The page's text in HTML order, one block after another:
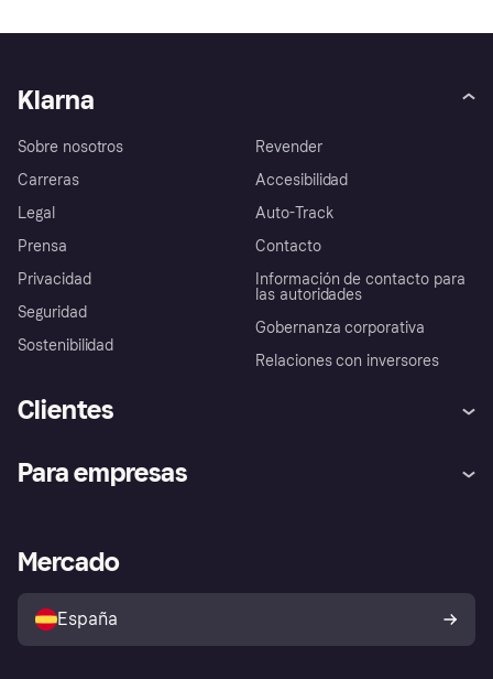
Klarna
Sobre nosotros
Carreras
Legal
Prensa
Privacidad
Seguridad
Sostenibilidad
Revender
Accesibilidad
Auto-Track
Contacto
Información de contacto para
las autoridades
Gobernanza corporativa
Relaciones con inversores
Clientes
Inicio de sesión
Directorio de tiendas
Política de protección al
comprador de Klarna
Reclamaciones
Para empresas
Acceso empresas
Mercado
España